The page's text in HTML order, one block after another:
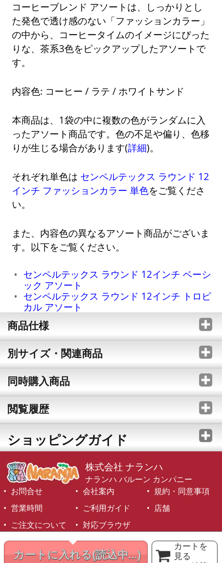
カートに入れる(読込中...)
カートを
見る
コーヒーブレンド アソートは、しっかりとし
た発色で透け感のない「ファッションカラー」
の中から、コーヒータイムのイメージにぴった
りな、茶系3色をピックアップしたアソートで
す。
内容色: コーヒー / ラテ / ホワイトサンド
本商品は、1袋の中に複数の色がランダムに入
ったアソート商品です。色の不足や偏り、色移
りが生じる場合があります(詳細)。
それぞれ単色は センペルテックス ラウンド 12
インチ ファッションカラー 単色をご覧くださ
い。
また、内容色の異なるアソート商品がございま
す。以下をご覧ください。
センペルテックス ラウンド 12インチ ベーシ
ック アソート
センペルテックス ラウンド 12インチ トロピ
カル アソート
商品仕様
別サイズ・関連商品
同時購入商品
閲覧履歴
ショッピングガイド
株式会社 ナランハ
ナランハ バルーン カンパニー
お問合せ
会社案内
規約・同意事項
営業時間
ご利用ガイド
店舗
ご注文について
対応ブラウザ
©1999-2026 NARANJA Inc. All Rights Reserved.